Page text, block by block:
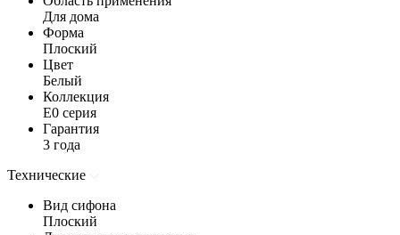
Для дома
Форма
Плоский
Цвет
Белый
Коллекция
E0 серия
Гарантия
3 года
Технические
Вид сифона
Плоский